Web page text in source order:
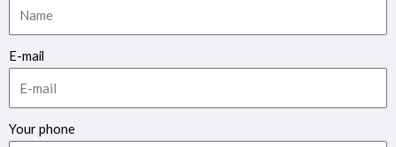
E-mail
Your phone